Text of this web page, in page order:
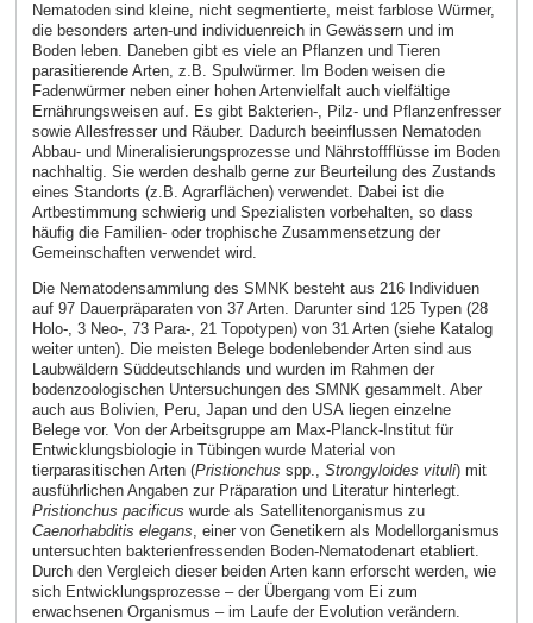
Nematoden sind kleine, nicht segmentierte, meist farblose Würmer,
die besonders arten-und individuenreich in Gewässern und im
Boden leben. Daneben gibt es viele an Pflanzen und Tieren
parasitierende Arten, z.B. Spulwürmer. Im Boden weisen die
Fadenwürmer neben einer hohen Artenvielfalt auch vielfältige
Ernährungsweisen auf. Es gibt Bakterien-, Pilz- und Pflanzenfresser
sowie Allesfresser und Räuber. Dadurch beeinflussen Nematoden
Abbau- und Mineralisierungsprozesse und Nährstoffflüsse im Boden
nachhaltig. Sie werden deshalb gerne zur Beurteilung des Zustands
eines Standorts (z.B. Agrarflächen) verwendet. Dabei ist die
Artbestimmung schwierig und Spezialisten vorbehalten, so dass
häufig die Familien- oder trophische Zusammensetzung der
Gemeinschaften verwendet wird.
Die Nematodensammlung des SMNK besteht aus 216 Individuen
auf 97 Dauerpräparaten von 37 Arten. Darunter sind 125 Typen (28
Holo-, 3 Neo-, 73 Para-, 21 Topotypen) von 31 Arten (siehe Katalog
weiter unten). Die meisten Belege bodenlebender Arten sind aus
Laubwäldern Süddeutschlands und wurden im Rahmen der
bodenzoologischen Untersuchungen des SMNK gesammelt. Aber
auch aus Bolivien, Peru, Japan und den USA liegen einzelne
Belege vor. Von der Arbeitsgruppe am Max-Planck-Institut für
Entwicklungsbiologie in Tübingen wurde Material von
tierparasitischen Arten (Pristionchus spp., Strongyloides vituli) mit
ausführlichen Angaben zur Präparation und Literatur hinterlegt.
Pristionchus pacificus wurde als Satellitenorganismus zu
Caenorhabditis elegans, einer von Genetikern als Modellorganismus
untersuchten bakterienfressenden Boden-Nematodenart etabliert.
Durch den Vergleich dieser beiden Arten kann erforscht werden, wie
sich Entwicklungsprozesse – der Übergang vom Ei zum
erwachsenen Organismus – im Laufe der Evolution verändern.